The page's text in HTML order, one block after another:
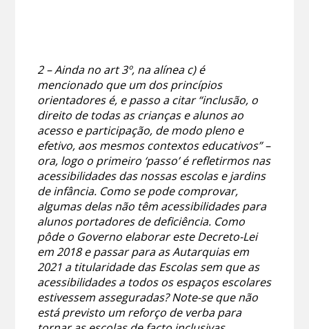
2 – Ainda no art 3º, na alínea c) é
mencionado que um dos princípios
orientadores é, e passo a citar “inclusão, o
direito de todas as crianças e alunos ao
acesso e participação, de modo pleno e
efetivo, aos mesmos contextos educativos” –
ora, logo o primeiro ‘passo’ é refletirmos nas
acessibilidades das nossas escolas e jardins
de infância. Como se pode comprovar,
algumas delas não têm acessibilidades para
alunos portadores de deficiência. Como
pôde o Governo elaborar este Decreto-Lei
em 2018 e passar para as Autarquias em
2021 a titularidade das Escolas sem que as
acessibilidades a todos os espaços escolares
estivessem asseguradas? Note-se que não
está previsto um reforço de verba para